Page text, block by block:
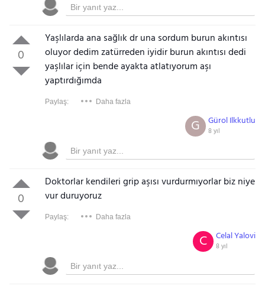
0
Yaşlılarda ana sağlık dr una sordum burun akıntısı
oluyor dedim zatürreden iyidir burun akıntısı dedi
yaşlılar için bende ayakta atlatıyorum aşı
yaptırdığımda
Paylaş: Daha fazla
Gürol Ilkkutlu
8 yıl
G
0
Doktorlar kendileri grip aşısı vurdurmıyorlar biz niye
vur duruyoruz
Paylaş: Daha fazla
Celal Yalovi
8 yıl
C